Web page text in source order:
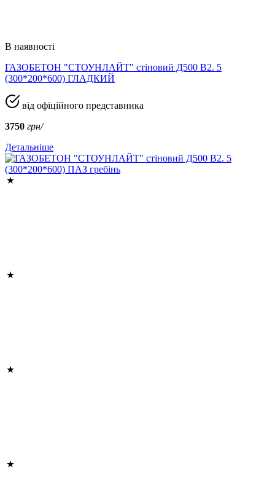
В наявності
ГАЗОБЕТОН "СТОУНЛАЙТ" стіновий Д500 В2. 5
(300*200*600) ГЛАДКИЙ
від офіційного представника
3750 грн/
Детальніше